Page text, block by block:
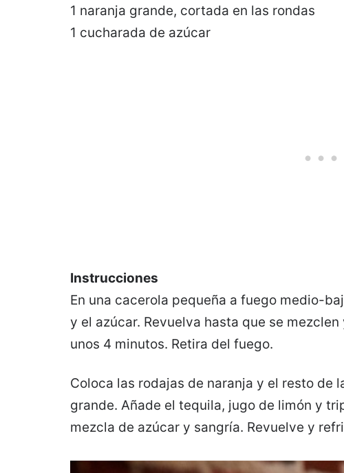
1 naranja grande, cortada en las rondas
1 cucharada de azúcar
Instrucciones
En una cacerola pequeña a fuego medio-
y el azúcar. Revuelva hasta que se
unos 4 minutos. Retira del fuego.
Coloca las rodajas de naranja y el resto de
grande. Añade el tequila, jugo de limón y
mezcla de azúcar y sangría. Revuelve y